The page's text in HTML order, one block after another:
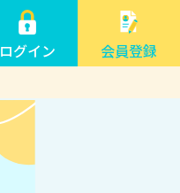
ログイン 会員登録